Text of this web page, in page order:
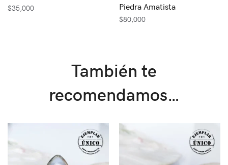
$35,000
Piedra Amatista
$80,000
También te
recomendamos…